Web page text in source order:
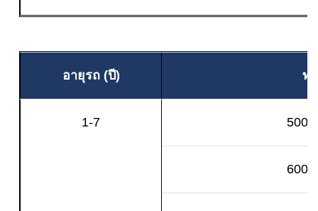
อายุรถ (ปี) ทุ
1-7